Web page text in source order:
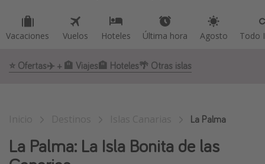
Vacaciones Vuelos Hoteles Última hora Agosto Todo
Viajes
Grecia
Marruecos
⭐️ Ofertas✈️ + 🏨 Viajes🏨 Hoteles🌴 Otras islas
La Palma
La Palma: La Isla Bonita de las